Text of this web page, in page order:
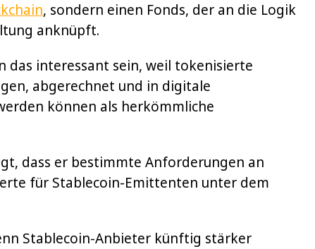
, sondern einen Fonds, der an die Logik
anknüpft.
das interessant sein, weil tokenisierte
abgerechnet und in digitale
können als herkömmliche
dass er bestimmte Anforderungen an
für Stablecoin-Emittenten unter dem
Stablecoin-Anbieter künftig stärker